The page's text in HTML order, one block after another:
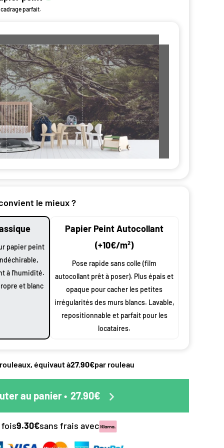
parfait.
le mieux ?
papier peint
à l'humidité.
et blanc
Papier Peint Autocollant
(+10€/m²)
Pose rapide sans colle (film
autocollant prêt à poser). Plus épais et
opaque pour cacher les petites
irrégularités des murs blancs. Lavable,
repositionnable et parfait pour les
locataires.
équivaut à27.90€par rouleau
au panier• 27.90€
fois9.30€sans frais avec
par
et
largeur
à vos
de
de
en
papier